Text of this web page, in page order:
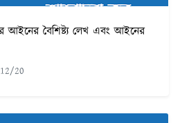
আইনের বৈশিষ্ট্য লেখ এবং আইনের
20